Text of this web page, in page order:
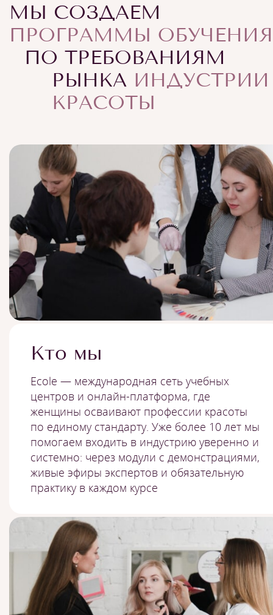
МЫ СОЗДАЕМ
ПРОГРАММЫ ОБУЧЕНИЯ
ПО ТРЕБОВАНИЯМ
РЫНКА ИНДУСТРИИ
КРАСОТЫ
Кто мы
Ecole — международная сеть учебных
центров и онлайн-платформа, где
женщины осваивают профессии красоты
по единому стандарту. Уже более 10 лет мы
помогаем входить в индустрию уверенно и
системно: через модули с демонстрациями,
живые эфиры экспертов и обязательную
практику в каждом курсе